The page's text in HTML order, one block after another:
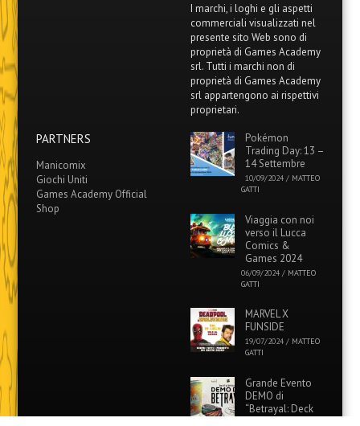
I marchi, i loghi e gli aspetti
commerciali visualizzati nel
presente sito Web sono di
proprietà di Games Academy
srl. Tutti i marchi non di
proprietà di Games Academy
srl appartengono ai rispettivi
proprietari.
PARTNERS
Manicomix
Giochi Uniti
Games Academy Official
Shop
Pokémon
Trading Day: 13 –
14 Settembre
10/09/2024 / MATTEO
GATTI
Viaggia con noi
verso il Lucca
Comics &
Games 2024
06/09/2024 / MATTEO
GATTI
MARVEL X
FUNSIDE
19/07/2024 / MATTEO
GATTI
Grande Evento
DEMO di
“Betrayal: Deck